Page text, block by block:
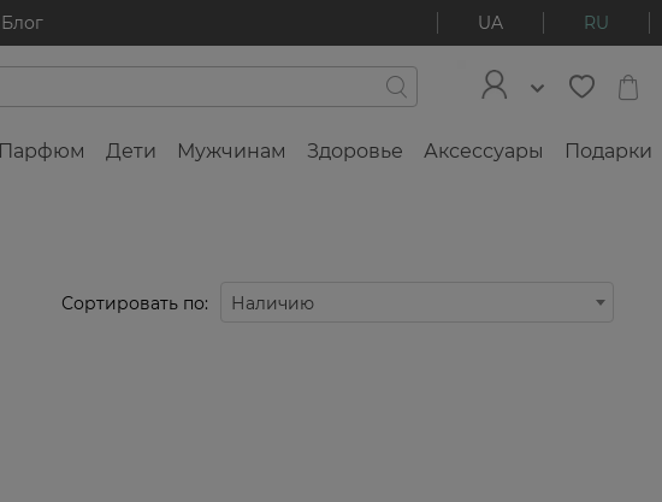
Блог UA RU
Парфюм Дети Мужчинам Здоровье Аксессуары Подарки
Сортировать по: Наличию